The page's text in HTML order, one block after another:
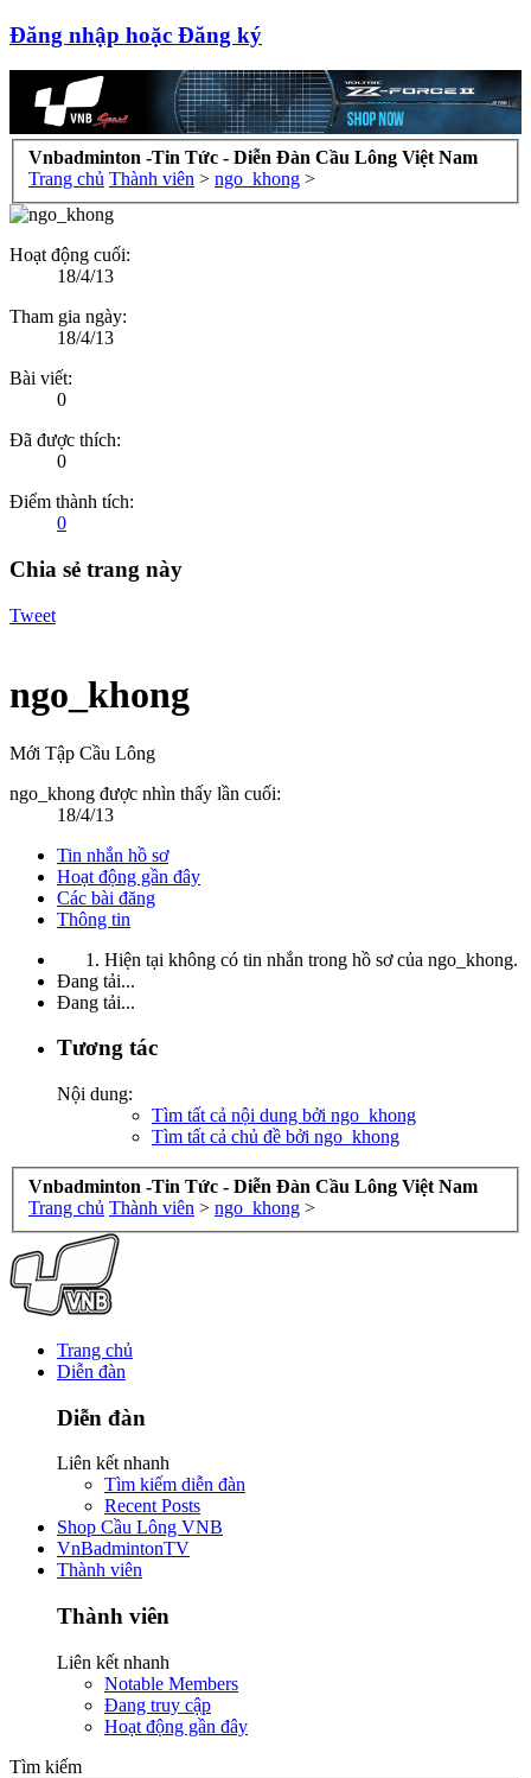
Đăng nhập hoặc Đăng ký
Vnbadminton -Tin Tức - Diễn Đàn Cầu Lông Việt Nam
Trang chủ Thành viên > ngo_khong >
Hoạt động cuối:
18/4/13
Tham gia ngày:
18/4/13
Bài viết:
0
Đã được thích:
0
Điểm thành tích:
0
Chia sẻ trang này
Tweet
ngo_khong
Mới Tập Cầu Lông
ngo_khong được nhìn thấy lần cuối:
18/4/13
Tin nhắn hồ sơ
Hoạt động gần đây
Các bài đăng
Thông tin
Hiện tại không có tin nhắn trong hồ sơ của ngo_khong.
Đang tải...
Đang tải...
Tương tác
Nội dung:
Tìm tất cả nội dung bởi ngo_khong
Tìm tất cả chủ đề bởi ngo_khong
Vnbadminton -Tin Tức - Diễn Đàn Cầu Lông Việt Nam
Trang chủ Thành viên > ngo_khong >
Trang chủ
Diễn đàn
Diễn đàn
Liên kết nhanh
Tìm kiếm diễn đàn
Recent Posts
Shop Cầu Lông VNB
VnBadmintonTV
Thành viên
Thành viên
Liên kết nhanh
Notable Members
Đang truy cập
Hoạt động gần đây
Tìm kiếm